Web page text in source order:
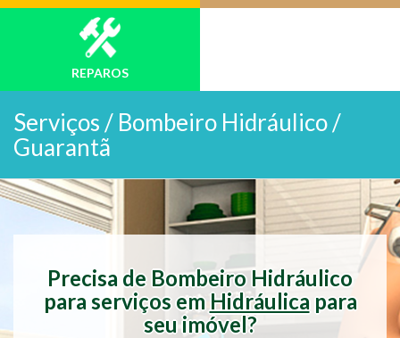
REPAROS
Serviços / Bombeiro Hidráulico /
Guarantã
Precisa de Bombeiro Hidráulico
para serviços emHidráulica para
seu imóvel?